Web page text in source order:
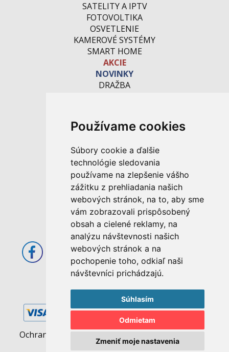
Používame cookies
Súbory cookie a ďalšie
technológie sledovania
používame na zlepšenie vášho
zážitku z prehliadania našich
webových stránok, na to, aby sme
vám zobrazovali prispôsobený
obsah a cielené reklamy, na
analýzu návštevnosti našich
webových stránok a na
pochopenie toho, odkiaľ naši
návštevníci prichádzajú.
Súhlasím
Odmietam
Zmeniť moje nastavenia
SATELITY A IPTV
FOTOVOLTIKA
OSVETLENIE
KAMEROVÉ SYSTÉMY
SMART HOME
AKCIE
NOVINKY
DRAŽBA
955 01 Topoľčany
Slovenská republika
E-mail: info@abcom.sk
Tel: +421 38 53 62 611
Otváracie hodiny:
Po - Pia: 08:00 - 17:00
Ochrana osobných údajov